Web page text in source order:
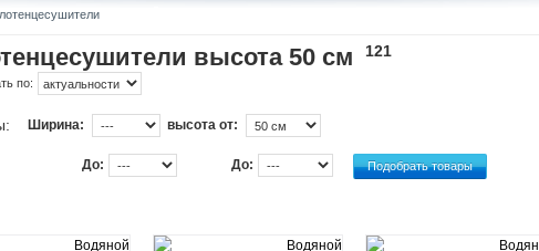
высота 50 см 121
по:
Ширина: высота от:
До: До: